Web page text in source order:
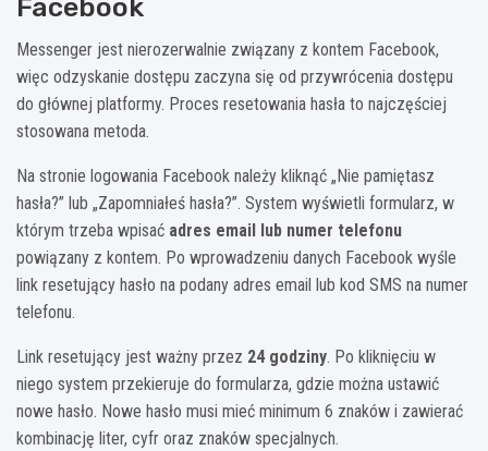
Facebook
Messenger jest nierozerwalnie związany z kontem Facebook,
więc odzyskanie dostępu zaczyna się od przywrócenia dostępu
do głównej platformy. Proces resetowania hasła to najczęściej
stosowana metoda.
Na stronie logowania Facebook należy kliknąć „Nie pamiętasz
hasła?” lub „Zapomniałeś hasła?”. System wyświetli formularz, w
którym trzeba wpisać adres email lub numer telefonu
powiązany z kontem. Po wprowadzeniu danych Facebook wyśle
link resetujący hasło na podany adres email lub kod SMS na numer
telefonu.
Link resetujący jest ważny przez 24 godziny. Po kliknięciu w
niego system przekieruje do formularza, gdzie można ustawić
nowe hasło. Nowe hasło musi mieć minimum 6 znaków i zawierać
kombinację liter, cyfr oraz znaków specjalnych.